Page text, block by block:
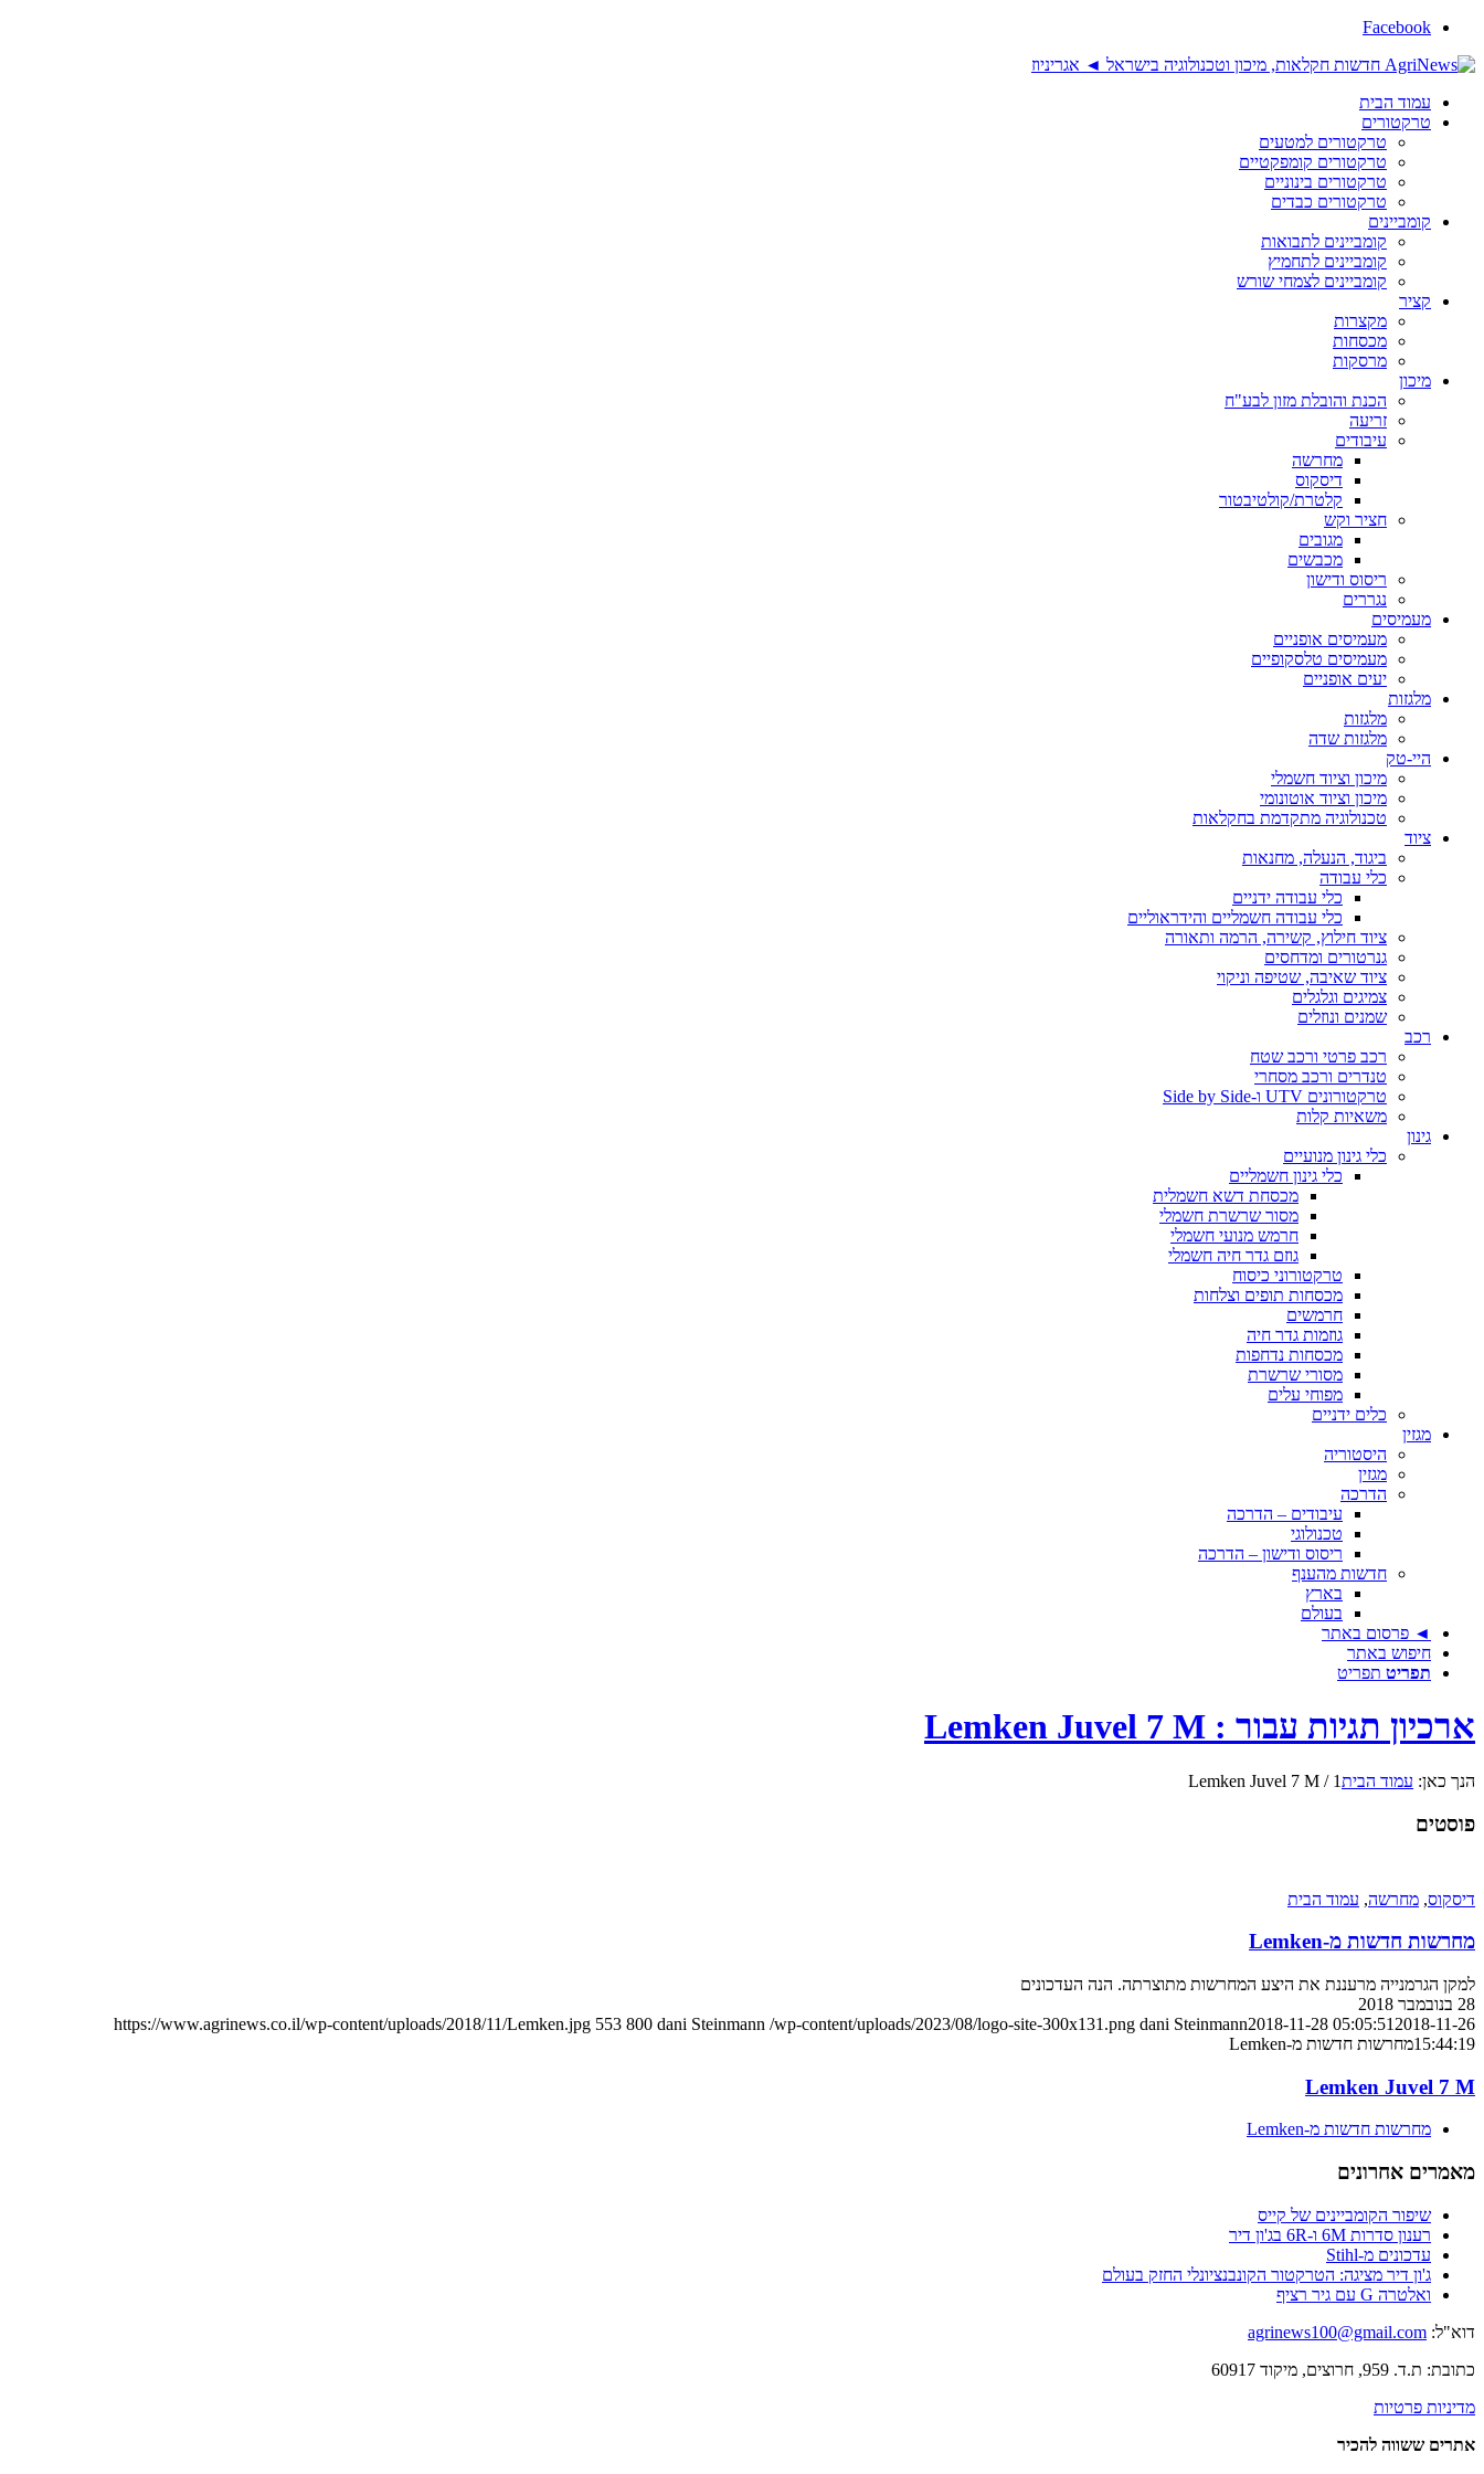
Facebook
עמוד הבית
טרקטורים
טרקטורים למטעים
טרקטורים קומפקטיים
טרקטורים בינוניים
טרקטורים כבדים
קומביינים
קומביינים לתבואות
קומביינים לתחמיץ
קומביינים לצמחי שורש
קציר
מקצרות
מכסחות
מרסקות
מיכון
הכנת והובלת מזון לבע"ח
זריעה
עיבודים
מחרשה
דיסקוס
קלטרת/קולטיבטור
חציר וקש
מגובים
מכבשים
ריסוס ודישון
נגררים
מעמיסים
מעמיסים אופניים
מעמיסים טלסקופיים
יעים אופניים
מלגזות
מלגזות
מלגזות שדה
היי-טק
מיכון וציוד חשמלי
מיכון וציוד אוטונומי
טכנולוגיה מתקדמת בחקלאות
ציוד
ביגוד, הנעלה, מחנאות
כלי עבודה
כלי עבודה ידניים
כלי עבודה חשמליים והידראוליים
ציוד חילוץ, קשירה, הרמה ותאורה
גנרטורים ומדחסים
ציוד שאיבה, שטיפה וניקוי
צמיגים וגלגלים
שמנים ונוזלים
רכב
רכב פרטי ורכב שטח
טנדרים ורכב מסחרי
טרקטורונים UTV ו-Side by Side
משאיות קלות
גינון
כלי גינון מנועיים
כלי גינון חשמליים
מכסחת דשא חשמלית
מסור שרשרת חשמלי
חרמש מנועי חשמלי
גוזם גדר חיה חשמלי
טרקטורוני כיסוח
מכסחות תופים וצלחות
חרמשים
גוזמות גדר חיה
מכסחות נדחפות
מסורי שרשרת
מפוחי עלים
כלים ידניים
מגזין
היסטוריה
מגזין
הדרכה
עיבודים – הדרכה
טכנולוגי
ריסוס ודישון – הדרכה
חדשות מהענף
בארץ
בעולם
◄ פרסום באתר
חיפוש באתר
תפריט תפריט
ארכיון תגיות עבור : Lemken Juvel 7 M
הנך כאן: עמוד הבית1
/
Lemken Juvel 7 M
פוסטים
דיסקוס, מחרשה, עמוד הבית
מחרשות חדשות מ-Lemken
למקן הגרמנייה מרעננת את היצע המחרשות מתוצרתה. הנה העדכונים
28 בנובמבר 2018
https://www.agrinews.co.il/wp-content/uploads/2018/11/Lemken.jpg 553 800 dani Steinmann /wp-content/uploads/2023/08/logo-site-300x131.png dani Steinmann2018-11-28 05:05:51 2018-11-26
15:44:19מחרשות חדשות מ-Lemken
Lemken Juvel 7 M
מחרשות חדשות מ-Lemken
מאמרים אחרונים
שיפור הקומביינים של קייס
רענון סדרות 6M ו-6R בג'ון דיר
עדכונים מ-Stihl
ג'ון דיר מציגה: הטרקטור הקונבנציונלי החזק בעולם
ואלטרה G עם גיר רציף
דוא"ל: agrinews100@gmail.com
כתובת: ת.ד. 959, חרוצים, מיקוד 60917
מדיניות פרטיות
אתרים ששווה להכיר